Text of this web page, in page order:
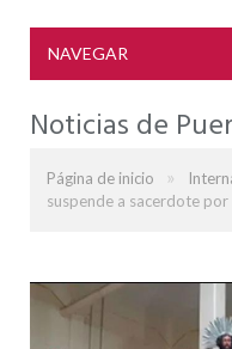
NAVEGAR
Noticias de
Página de inicio »
suspende a sacerdote